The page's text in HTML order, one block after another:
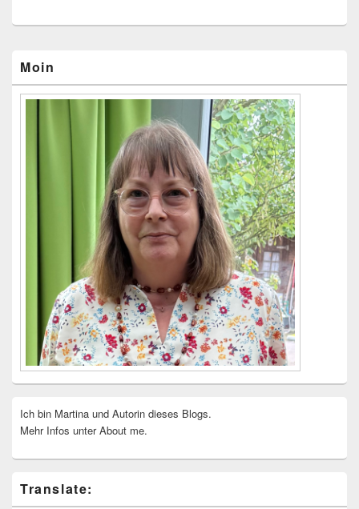
Seitenleisten-
Widgetbereich
Moin
Ich bin Martina und Autorin dieses Blogs.
Mehr Infos unter About me.
Translate: